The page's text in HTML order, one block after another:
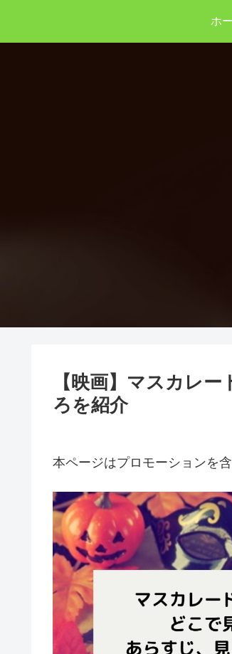
ホ
【映画】マスカレ
ろを紹介
本ページはプロモーションを含